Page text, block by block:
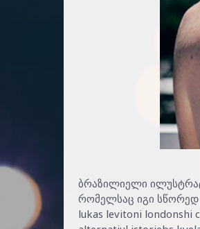
ბრაზილიელი
რომელსაც იგი სწორედ
lukas levitoni londonshi